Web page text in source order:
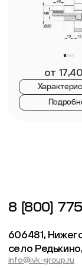
от 17,40
8 (800)
606481,
село
info@ivk-group.ru